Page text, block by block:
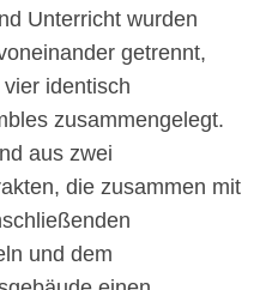
Unterricht wurden
getrennt,
vier identisch
zusammengelegt.
aus zwei
die zusammen mit
und dem